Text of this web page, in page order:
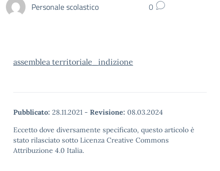
Personale scolastico 0
assemblea territoriale_indizione
Pubblicato: 28.11.2021 - Revisione: 08.03.2024
Eccetto dove diversamente specificato, questo articolo è
stato rilasciato sotto Licenza Creative Commons
Attribuzione 4.0 Italia.